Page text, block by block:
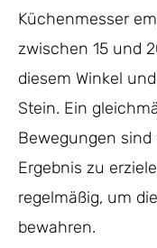
Küchenmesser
zwischen 15 und
diesem Winkel
Stein. Ein
Bewegungen
Ergebnis zu
regelmäßig, um
bewahren.